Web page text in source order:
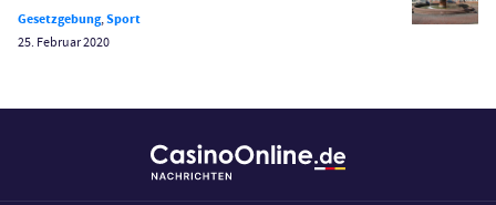
Wirtschaft
Gesetzgebung,Sport
25. Februar 2020